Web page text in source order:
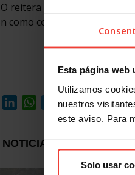
Esta página web
Utilizamos
nuestros
este aviso. Para
Solo usar
reitera que, si el caso
como condena para estos
LinkedInWhatsApp
Telegram
Email